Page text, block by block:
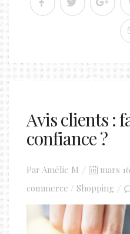
Avis clients :
confiance ?
Par Amélie M
Posted
on
mars
commerce / Shopping